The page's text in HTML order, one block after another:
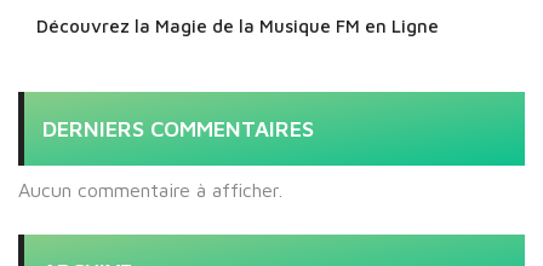
Découvrez la Magie de la Musique FM en Ligne
DERNIERS COMMENTAIRES
Aucun commentaire à afficher.